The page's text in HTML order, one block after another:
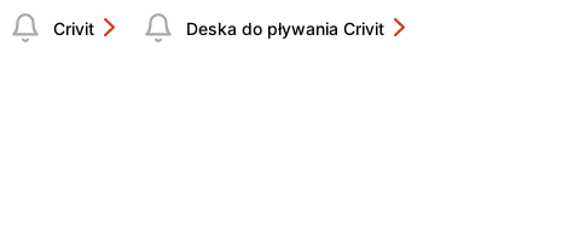
Crivit Deska do pływania Crivit